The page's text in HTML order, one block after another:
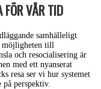
FÖR VÅR TID
samhälleligt
möjligheten till
och resocialisering är
med ett nyanserat
resa ser vi hur systemet
perspektiv.